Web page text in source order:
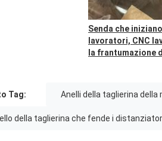
Senda che
lavoratori, CNC
la frantumazione
Tag: Anelli della taglierina
della taglierina che fende i